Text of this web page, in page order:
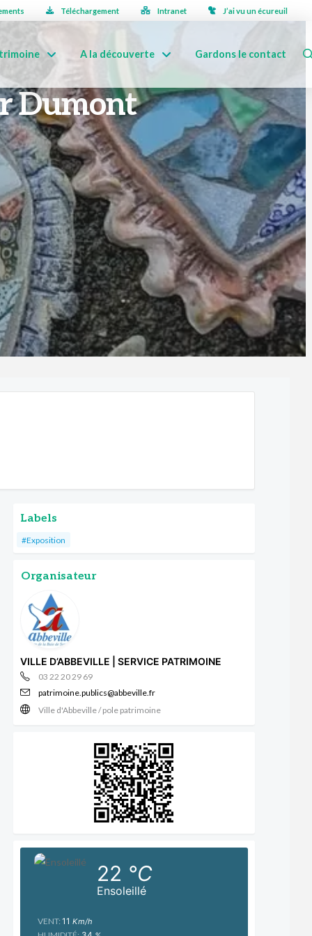
Téléchargement Intranet J’ai vu un écureuil
A la découverte Gardons le contact
Dumont
Labels
#Exposition
Organisateur
VILLE D’ABBEVILLE | SERVICE PATRIMOINE
03 22 20 29 69
patrimoine.publics@abbeville.fr
Ville d'Abbeville / pole patrimoine
Ensoleillé
22 °C
VENT: 11 Km/h